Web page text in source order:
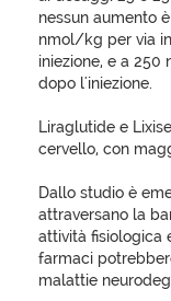
nessun aumento
nmol/kg per via
iniezione, e a
dopo l'iniezione.
Liraglutide e
cervello, con
Dallo studio è
attraversano la
attività fisiologica
farmaci
malattie